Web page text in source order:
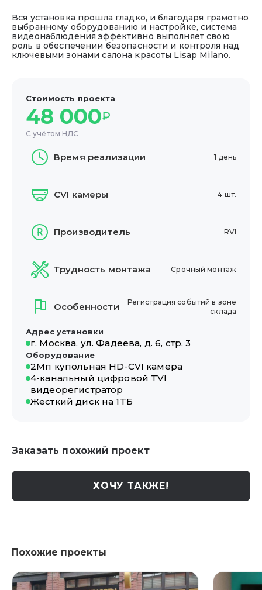
Вся установка прошла гладко, и благодаря грамотно
выбранному оборудованию и настройке, система
видеонаблюдения эффективно выполняет свою
роль в обеспечении безопасности и контроля над
ключевыми зонами салона красоты Lisap Milano.
Стоимость проекта
48 000₽
С учётом НДС
Время реализации 1 день
CVI камеры 4 шт.
Производитель RVI
Трудность монтажа Срочный монтаж
Особенности
Регистрация событий в зоне
склада
Адрес установки
г. Москва, ул. Фадеева, д. 6, стр. 3
Оборудование
2Мп купольная HD-CVI камера
4-канальный цифровой TVI
видеорегистратор
Жесткий диск на 1TБ
Заказать похожий проект
ХОЧУ ТАКЖЕ!
Похожие проекты